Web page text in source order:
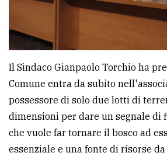
Il Sindaco Gianpaolo Torchio ha
Comune entra da subito
possessore di solo due lotti di
dimensioni per dare un segnale di
che vuole far tornare il bosco ad
essenziale e una fonte di risorse